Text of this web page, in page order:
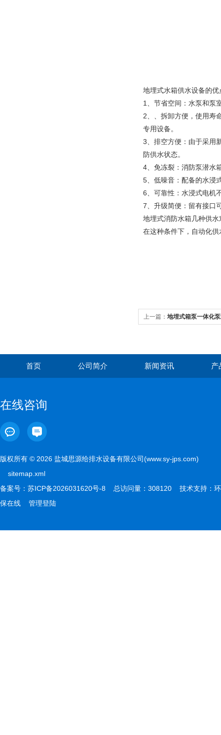
地埋式水箱供水设备的优
1、节省空间：水泵和泵
2、、拆卸方便，使用寿
专用设备。
3、排空方便：由于采用
防供水状态。
4、免冻裂：消防泵潜水
5、低噪音：配备的水浸
6、可靠性：水浸式电机
7、升级简便：留有接口
地埋式消防水箱几种供
在这种条件下，自动化
上一篇： 地埋式箱泵一体化
首页 公司简介 新闻资讯 产
在线咨询
版权所有 © 2026 盐城思源给排水设备有限公司(www.sy-jps.com)
sitemap.xml
备案号： 苏ICP备2026031620号-8 总访问量：308120 技术支持： 环
保在线
管理登陆